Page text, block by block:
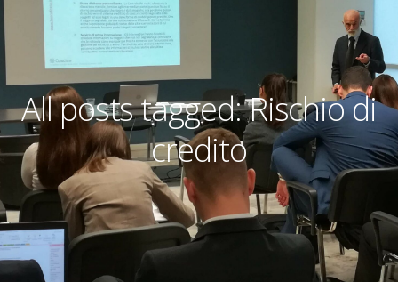
All posts tagged: Rischio di
credito